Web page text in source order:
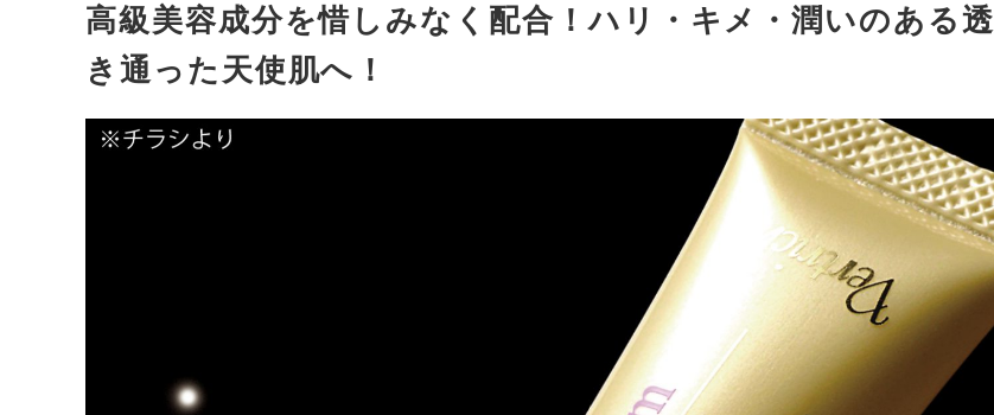
高級美容成分を惜しみなく配合！ハリ・キメ・潤いのある透
き通った天使肌へ！